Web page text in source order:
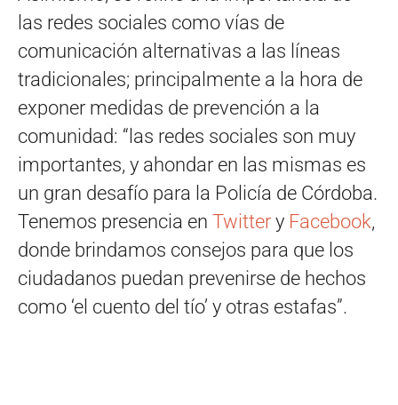
las redes sociales como vías de
comunicación alternativas a las líneas
tradicionales; principalmente a la hora de
exponer medidas de prevención a la
comunidad: “las redes sociales son muy
importantes, y ahondar en las mismas es
un gran desafío para la Policía de Córdoba.
Tenemos presencia en Twitter y Facebook,
donde brindamos consejos para que los
ciudadanos puedan prevenirse de hechos
como ‘el cuento del tío’ y otras estafas”.